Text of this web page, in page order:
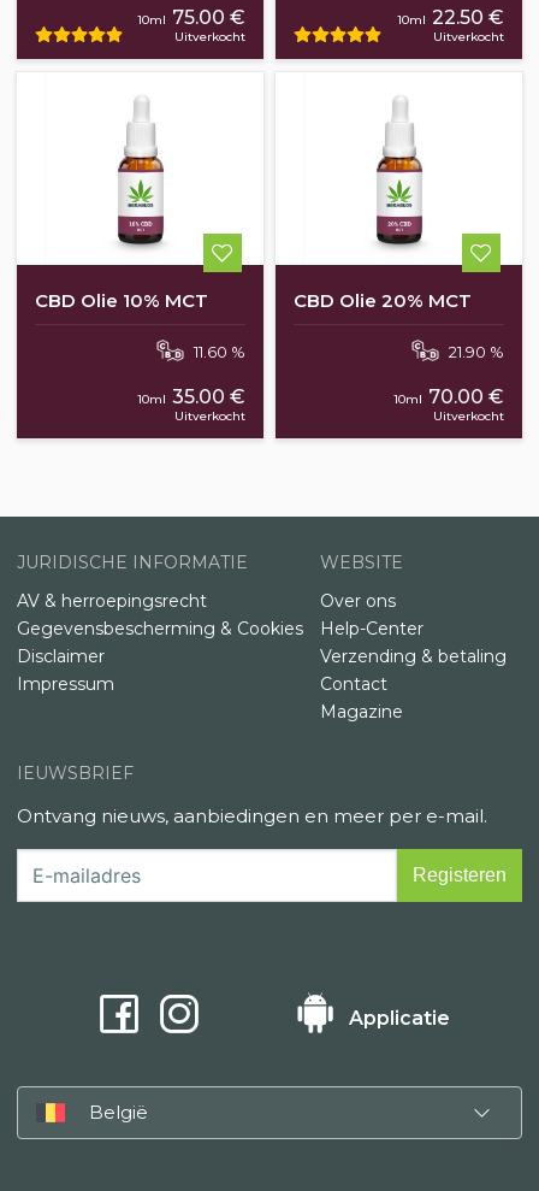
10ml 75.00 €
Uitverkocht
10ml 22.50 €
Uitverkocht
CBD Olie 10% MCT
11.60 %
10ml 35.00 €
Uitverkocht
CBD Olie 20% MCT
21.90 %
10ml 70.00 €
Uitverkocht
JURIDISCHE INFORMATIE
AV & herroepingsrecht
Gegevensbescherming & Cookies
Disclaimer
Impressum
WEBSITE
Over ons
Help-Center
Verzending & betaling
Contact
Magazine
IEUWSBRIEF
Ontvang nieuws, aanbiedingen en meer per e-mail.
Applicatie
België